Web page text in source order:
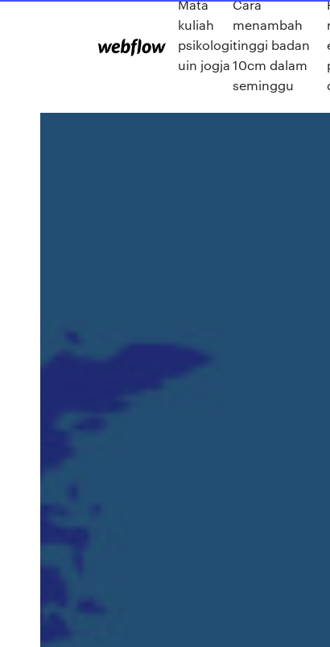
Mata
kuliah
psikologi
uin jogja
Cara
menambah
tinggi badan
10cm dalam
seminggu